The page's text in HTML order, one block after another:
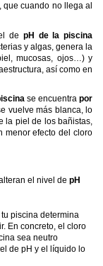
que cuando no llega al
de pH de la piscina
y algas, genera la
mucosas, ojos…) y
así como en
se encuentra por
vuelve más blanca, lo
la piel de los bañistas,
menor efecto del cloro
el nivel de pH
piscina determina
En concreto, el cloro
sea neutro
de pH y el líquido lo